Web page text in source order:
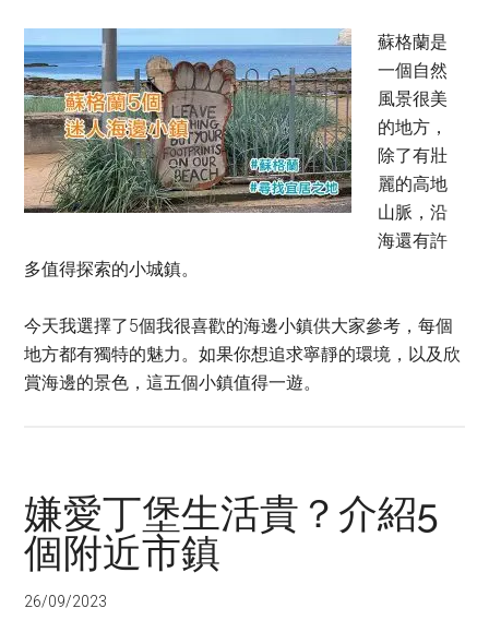
蘇格蘭是
一個自然
風景很美
的地方，
除了有壯
麗的高地
山脈，沿
海還有許
多值得探索的小城鎮。
今天我選擇了5個我很喜歡的海邊小鎮供大家參考，每個
地方都有獨特的魅力。如果你想追求寧靜的環境，以及欣
賞海邊的景色，這五個小鎮值得一遊。
嫌愛丁堡生活貴？介紹5
個附近市鎮
26/09/2023